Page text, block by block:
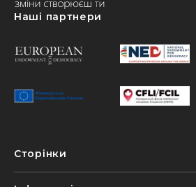
Наші партнери
Сторінки